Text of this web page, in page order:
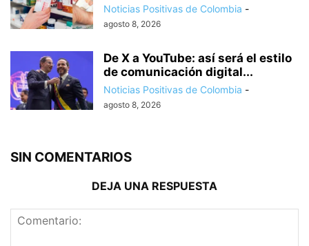
Noticias Positivas de Colombia -
agosto 8, 2026
De X a YouTube: así será el estilo
de comunicación digital...
Noticias Positivas de Colombia -
agosto 8, 2026
SIN COMENTARIOS
DEJA UNA RESPUESTA